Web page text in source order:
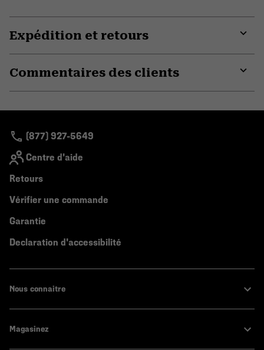
Expédition et retours
Commentaires des clients
(877) 927-5649
Centre d'aide
Retours
Vérifier une commande
Garantie
Declaration d'accessibilité
Nous connaitre
Magasinez